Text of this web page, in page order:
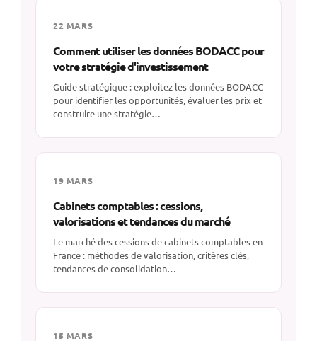
22 MARS
Comment utiliser les données BODACC pour
votre stratégie d'investissement
Guide stratégique : exploitez les données BODACC
pour identifier les opportunités, évaluer les prix et
construire une stratégie…
19 MARS
Cabinets comptables : cessions,
valorisations et tendances du marché
Le marché des cessions de cabinets comptables en
France : méthodes de valorisation, critères clés,
tendances de consolidation…
15 MARS